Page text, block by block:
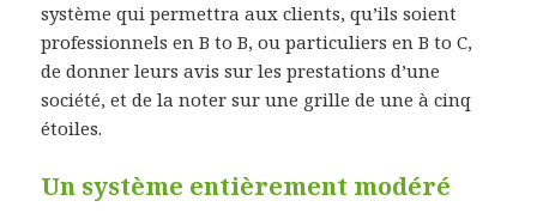
système qui permettra aux clients, qu’ils soient
professionnels en B to B, ou particuliers en B to C,
de donner leurs avis sur les prestations d’une
société, et de la noter sur une grille de une à cinq
étoiles.
Un système entièrement modéré